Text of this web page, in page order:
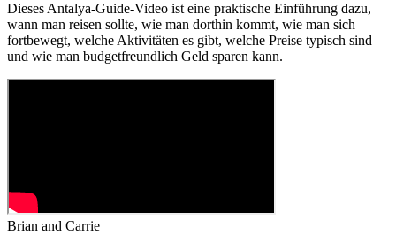
Dieses Antalya-Guide-Video ist eine praktische Einführung dazu,
wann man reisen sollte, wie man dorthin kommt, wie man sich
fortbewegt, welche Aktivitäten es gibt, welche Preise typisch sind
und wie man budgetfreundlich Geld sparen kann.
Brian and Carrie